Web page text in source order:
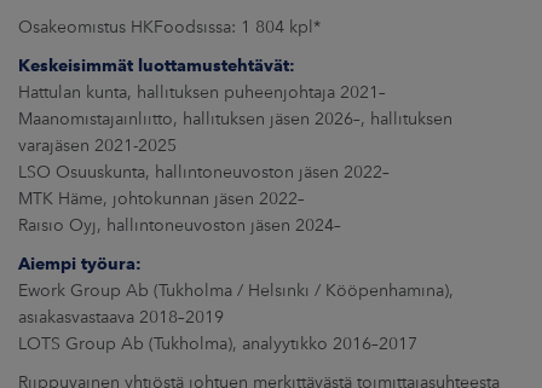
Osakeomistus HKFoodsissa: 1 804 kpl*
Keskeisimmät luottamustehtävät:
Hattulan kunta, hallituksen puheenjohtaja 2021–
Maanomistajainliitto, hallituksen jäsen 2026–, hallituksen
varajäsen 2021-2025
LSO Osuuskunta, hallintoneuvoston jäsen 2022–
MTK Häme, johtokunnan jäsen 2022–
Raisio Oyj, hallintoneuvoston jäsen 2024–
Aiempi työura:
Ework Group Ab (Tukholma / Helsinki / Kööpenhamina),
asiakasvastaava 2018–2019
LOTS Group Ab (Tukholma), analyytikko 2016–2017
Riippuvainen yhtiöstä johtuen merkittävästä toimittajasuhteesta